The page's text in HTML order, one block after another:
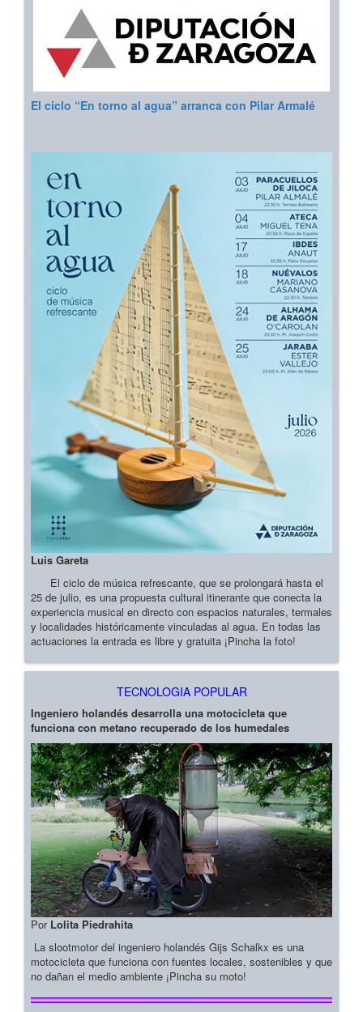
El ciclo “En torno al agua” arranca con Pilar Armalé
Luis Gareta
El ciclo de música refrescante, que se prolongará hasta el
25 de julio, es una propuesta cultural itinerante que conecta la
experiencia musical en directo con espacios naturales, termales
y localidades históricamente vinculadas al agua. En todas las
actuaciones la entrada es libre y gratuita ¡Pincha la foto!
TECNOLOGIA POPULAR
Ingeniero holandés desarrolla una motocicleta que
funciona con metano recuperado de los humedales
Por Lolita Piedrahita
La slootmotor del ingeniero holandés Gijs Schalkx es una
motocicleta que funciona con fuentes locales, sostenibles y que
no dañan el medio ambiente ¡Pincha su moto!